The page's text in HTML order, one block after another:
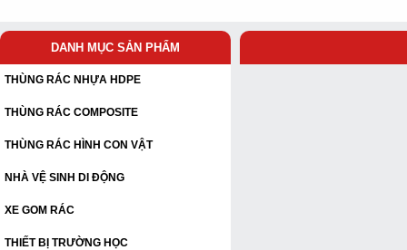
DANH MỤC SẢN PHẨM
THÙNG RÁC NHỰA HDPE
THÙNG RÁC COMPOSITE
THÙNG RÁC HÌNH CON VẬT
NHÀ VỆ SINH DI ĐỘNG
XE GOM RÁC
THIẾT BỊ TRƯỜNG HỌC